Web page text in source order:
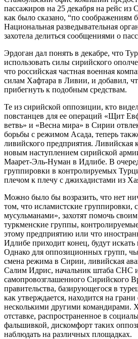
пассажиров на 25 декабря на рейс из
как было сказано, “по соображениям
Национальная разведывательная
захотела делиться сообщениями о
Эрдоган дал понять в декабре, что
использовать силы сирийского
что российская частная военная
силам Хафтара в Ливии, и добавил,
прибегнуть к подобным средствам.
Те из сирийской оппозиции, кто
повстанцев для ее операций «Щит
ветвь» и «Весна мира» в Сирии
борьбы с режимом Асада, теперь
ливийского предприятия. Ливийская
новым наступлением сирийской
Маарет-Эль-Нуман в Идлибе. В
группировки в контролируемых
плечом к плечу с джихадистами из
Можно было бы возразить, что нет
том, что исламистские группировки,
мусульманами», захотят помочь
туркменские группы,
этому предприятию или что
Идлибе приходит конец, будут
Однако для оппозиционных групп,
смена режима в Сирии, ливийская
Салим Идрис, начальник штаба СНС
самопровозглашенного Сирийского
правительства, базирующегося в
как утверждается, находится на грани
несколькими другими командирами.
отставке, распространенное в
фальшивкой, дискомфорт таких
наблюдать на различных площадках.